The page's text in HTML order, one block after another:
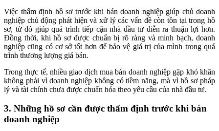
Việc thẩm định hồ sơ trước khi bán doanh nghiệp giúp chủ doanh
nghiệp chủ động phát hiện và xử lý các vấn đề còn tồn tại trong hồ
sơ, từ đó giúp quá trình tiếp cận nhà đầu tư diễn ra thuận lợi hơn.
Đồng thời, khi hồ sơ được chuẩn bị rõ ràng và minh bạch, doanh
nghiệp cũng có cơ sở tốt hơn để bảo vệ giá trị của mình trong quá
trình thương lượng giá bán.
Trong thực tế, nhiều giao dịch mua bán doanh nghiệp gặp khó khăn
không phải vì doanh nghiệp không có tiềm năng, mà vì hồ sơ pháp
lý và tài chính chưa được chuẩn hóa theo yêu cầu của nhà đầu tư.
3. Những hồ sơ cần được thẩm định trước khi bán
doanh nghiệp